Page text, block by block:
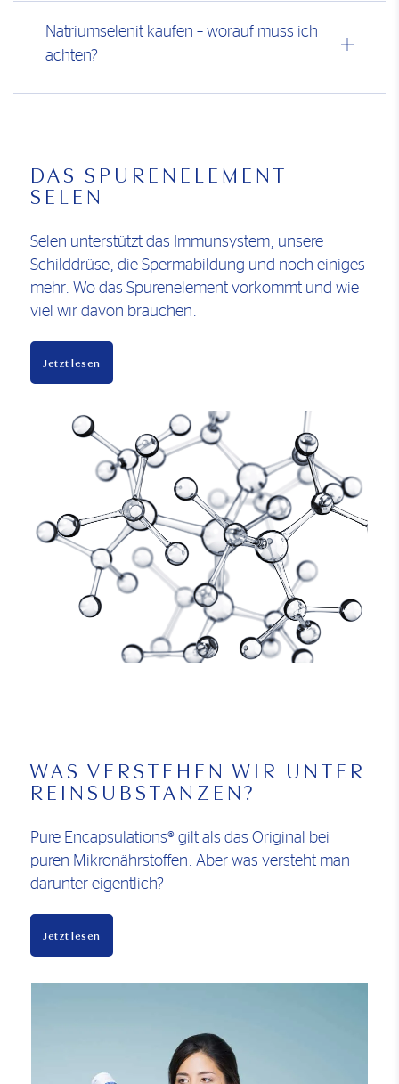
Natriumselenit kaufen – worauf muss ich
achten?
DAS SPURENELEMENT
SELEN
Selen unterstützt das Immunsystem, unsere
Schilddrüse, die Spermabildung und noch einiges
mehr. Wo das Spurenelement vorkommt und wie
viel wir davon brauchen.
Jetzt lesen
WAS VERSTEHEN WIR UNTER
REINSUBSTANZEN?
Pure Encapsulations® gilt als das Original bei
puren Mikronährstoffen. Aber was versteht man
darunter eigentlich?
Jetzt lesen